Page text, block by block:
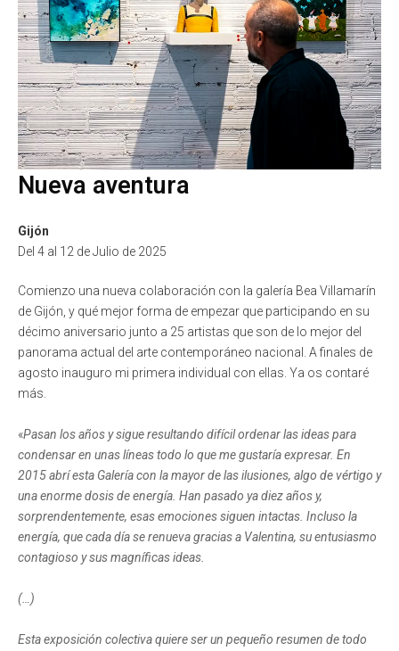
Nueva aventura
Gijón
Del 4 al 12 de Julio de 2025
Comienzo una nueva colaboración con la galería Bea Villamarín
de Gijón, y qué mejor forma de empezar que participando en su
décimo aniversario junto a 25 artistas que son de lo mejor del
panorama actual del arte contemporáneo nacional. A finales de
agosto inauguro mi primera individual con ellas. Ya os contaré
más.
«Pasan los años y sigue resultando difícil ordenar las ideas para
condensar en unas líneas todo lo que me gustaría expresar. En
2015 abrí esta Galería con la mayor de las ilusiones, algo de vértigo y
una enorme dosis de energía. Han pasado ya diez años y,
sorprendentemente, esas emociones siguen intactas. Incluso la
energía, que cada día se renueva gracias a Valentina, su entusiasmo
contagioso y sus magníficas ideas.
(…)
Esta exposición colectiva quiere ser un pequeño resumen de todo